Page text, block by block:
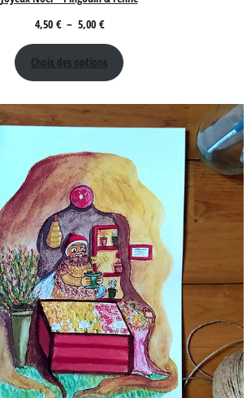
4,50 € – 5,00 €Plage
de
prix :
4,50 €
à
5,00 €
Choix des options